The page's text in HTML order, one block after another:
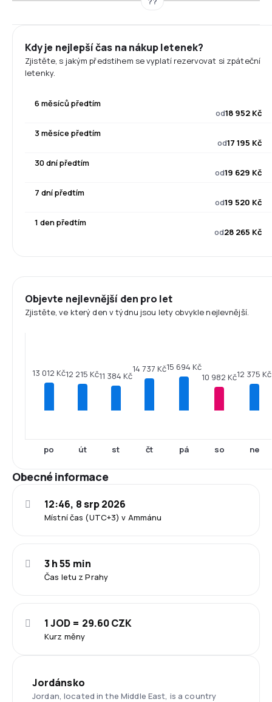
Kdy je nejlepší čas na nákup letenek?
Zjistěte, s jakým předstihem se vyplatí rezervovat si zpáteční
letenky.
6 měsíců předtím
od18 952 Kč
3 měsíce předtím
od17 195 Kč
30 dní předtím
od19 629 Kč
7 dní předtím
od19 520 Kč
1 den předtím
od28 265 Kč
Objevte nejlevnější den pro let
Zjistěte, ve který den v týdnu jsou lety obvykle nejlevnější.
13 012 Kč
po
12 215 Kč
út
11 384 Kč
st
14 737 Kč
čt
15 694 Kč
pá
10 982 Kč
so
12 375 Kč
ne
Obecné informace
Místní čas (UTC+3) v Ammánu
12:46, 8 srp 2026
Čas letu z Prahy
3 h 55 min
Kurz měny
1 JOD = 29.60 CZK
Jordánsko
Jordan, located in the Middle East, is a country